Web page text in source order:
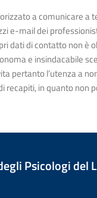
a comunicare a
e-mail dei
dati di contatto non è
e insindacabile
pertanto l’utenza a
recapiti, in quanto non
Psicologi del